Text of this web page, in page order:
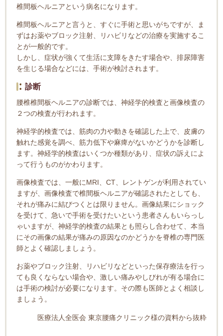
椎間板ヘルニアという病名になります。
椎間板ヘルニアと言うと、すぐに手術と思いがちですが、ま
ずはお薬やブロック注射、リハビリなどの治療を実施するこ
とが一般的です。
しかし、症状が強くて生活に支障をきたす場合や、排尿障害
を生じる場合などには、手術が検討されます。
診断
腰椎椎間板ヘルニアの診断では、神経学的検査と画像検査の
２つの検査が行われます。
神経学的検査では、筋肉の力や動きを確認した上で、皮膚の
触れた感覚を調べ、筋力低下や麻痺がないかどうかを診断し
ます。神経学的検査はいくつか種類があり、症状の訴えによ
って行うものがかわります。
画像検査では、一般にMRI、CT、レントゲンが利用されてい
ますが、画像検査で椎間板ヘルニアが確認されたとしても、
それが痛みに結びつくとは限りません。画像結果にショック
を受けて、急いで手術を受けたいという患者さんもいらっし
ゃいますが、神経学的検査の結果とも照らし合わせて、本当
にその画像の結果が痛みの原因なのかどうかを脊椎の専門医
師とよく確認しましょう。
お薬やブロック注射、リハビリなどといった保存療法を行っ
ても良くならない場合や、激しい痛みやしびれが有る場合に
は手術の検討が必要になります。その際も医師とよく相談し
ましょう。
医療法人全医会 東京腰痛クリニック様の資料から抜粋